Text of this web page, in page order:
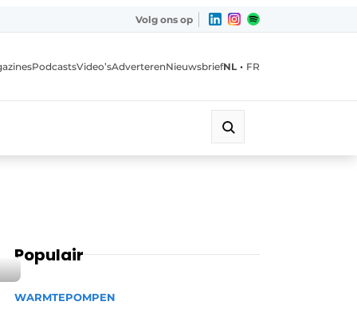
Volg ons op
PodcastsVideo’sAdverterenNieuwsbriefNL • FR
Populair
WARMTEPOMPEN